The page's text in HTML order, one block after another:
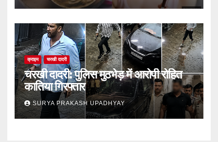
क्राइम चरखी दादरी
चरखी दादरी: पुलिस मुठभेड़ में आरोपी रोहित
कातिया गिरफ्तार
SURYA PRAKASH UPADHYAY